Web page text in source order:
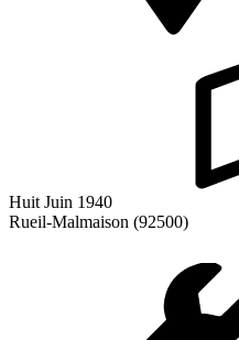
Huit Juin 1940
Rueil-Malmaison (92500)